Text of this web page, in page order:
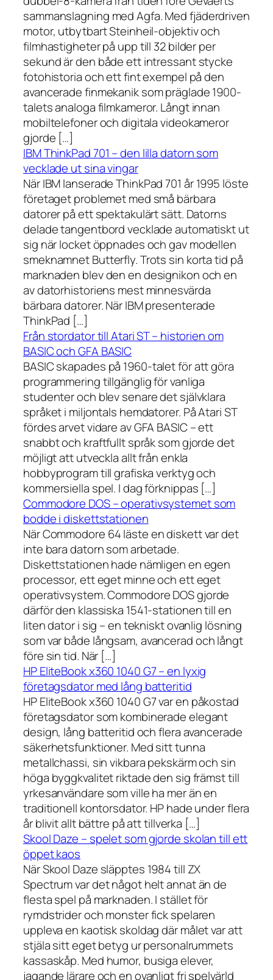
sammanslagning med Agfa. Med fjäderdriven
motor, utbytbart Steinheil-objektiv och
filmhastigheter på upp till 32 bilder per
sekund är den både ett intressant stycke
fotohistoria och ett fint exempel på den
avancerade finmekanik som präglade 1900-
talets analoga filmkameror. Långt innan
mobiltelefoner och digitala videokameror
gjorde […]
IBM ThinkPad 701 – den lilla datorn som
vecklade ut sina vingar
När IBM lanserade ThinkPad 701 år 1995 löste
företaget problemet med små bärbara
datorer på ett spektakulärt sätt. Datorns
delade tangentbord vecklade automatiskt ut
sig när locket öppnades och gav modellen
smeknamnet Butterfly. Trots sin korta tid på
marknaden blev den en designikon och en
av datorhistoriens mest minnesvärda
bärbara datorer. När IBM presenterade
ThinkPad […]
Från stordator till Atari ST – historien om
BASIC och GFA BASIC
BASIC skapades på 1960-talet för att göra
programmering tillgänglig för vanliga
studenter och blev senare det självklara
språket i miljontals hemdatorer. På Atari ST
fördes arvet vidare av GFA BASIC – ett
snabbt och kraftfullt språk som gjorde det
möjligt att utveckla allt från enkla
hobbyprogram till grafiska verktyg och
kommersiella spel. I dag förknippas […]
Commodore DOS – operativsystemet som
bodde i diskettstationen
När Commodore 64 läste en diskett var det
inte bara datorn som arbetade.
Diskettstationen hade nämligen en egen
processor, ett eget minne och ett eget
operativsystem. Commodore DOS gjorde
därför den klassiska 1541-stationen till en
liten dator i sig – en tekniskt ovanlig lösning
som var både långsam, avancerad och långt
före sin tid. När […]
HP EliteBook x360 1040 G7 – en lyxig
företagsdator med lång batteritid
HP EliteBook x360 1040 G7 var en påkostad
företagsdator som kombinerade elegant
design, lång batteritid och flera avancerade
säkerhetsfunktioner. Med sitt tunna
metallchassi, sin vikbara pekskärm och sin
höga byggkvalitet riktade den sig främst till
yrkesanvändare som ville ha mer än en
traditionell kontorsdator. HP hade under flera
år blivit allt bättre på att tillverka […]
Skool Daze – spelet som gjorde skolan till ett
öppet kaos
När Skool Daze släpptes 1984 till ZX
Spectrum var det något helt annat än de
flesta spel på marknaden. I stället för
rymdstrider och monster fick spelaren
uppleva en kaotisk skoldag där målet var att
stjäla sitt eget betyg ur personalrummets
kassaskåp. Med humor, busiga elever,
jagande lärare och en ovanligt fri spelvärld